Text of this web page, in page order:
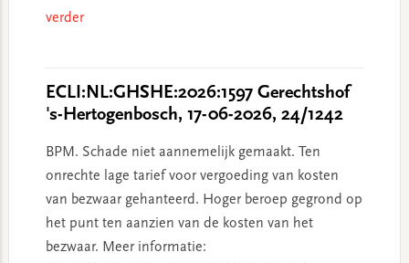
verder
ECLI:NL:GHSHE:2026:1597 Gerechtshof
's-Hertogenbosch, 17-06-2026, 24/1242
BPM. Schade niet aannemelijk gemaakt. Ten
onrechte lage tarief voor vergoeding van kosten
van bezwaar gehanteerd. Hoger beroep gegrond op
het punt ten aanzien van de kosten van het
bezwaar. Meer informatie: